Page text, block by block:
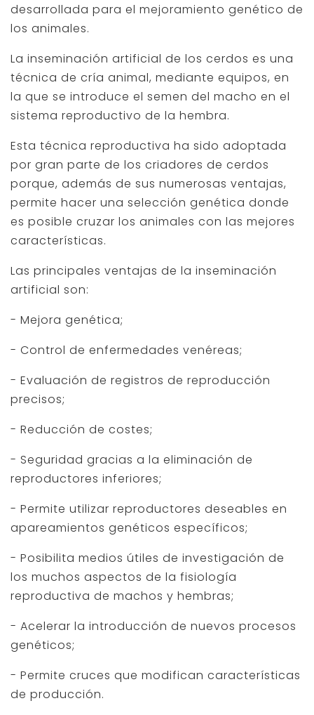
desarrollada para el mejoramiento genético de
los animales.
La inseminación artificial de los cerdos es una
técnica de cría animal, mediante equipos, en
la que se introduce el semen del macho en el
sistema reproductivo de la hembra.
Esta técnica reproductiva ha sido adoptada
por gran parte de los criadores de cerdos
porque, además de sus numerosas ventajas,
permite hacer una selección genética donde
es posible cruzar los animales con las mejores
características.
Las principales ventajas de la inseminación
artificial son:
- Mejora genética;
- Control de enfermedades venéreas;
- Evaluación de registros de reproducción
precisos;
- Reducción de costes;
- Seguridad gracias a la eliminación de
reproductores inferiores;
- Permite utilizar reproductores deseables en
apareamientos genéticos específicos;
- Posibilita medios útiles de investigación de
los muchos aspectos de la fisiología
reproductiva de machos y hembras;
- Acelerar la introducción de nuevos procesos
genéticos;
- Permite cruces que modifican características
de producción.